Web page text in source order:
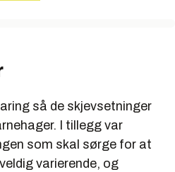
så de skjevsetninger
I tillegg var
som skal sørge for at
varierende, og